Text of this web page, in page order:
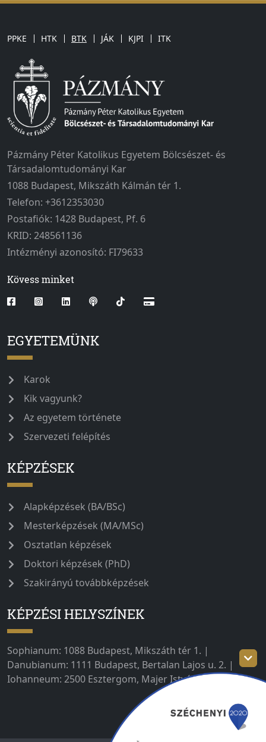
PPKE HTK BTK JÁK KJPI ITK
Pázmány Péter Katolikus Egyetem Bölcsészet- és
Társadalomtudományi Kar
1088 Budapest, Mikszáth Kálmán tér 1.
Telefon: +3612353030
Postafiók: 1428 Budapest, Pf. 6
KRID: 248561136
Intézményi azonosító: FI79633
Kövess minket
EGYETEMÜNK
Karok
Kik vagyunk?
Az egyetem története
Szervezeti felépítés
KÉPZÉSEK
Alapképzések (BA/BSc)
Mesterképzések (MA/MSc)
Osztatlan képzések
Doktori képzések (PhD)
Szakirányú továbbképzések
KÉPZÉSI HELYSZÍNEK
Sophianum: 1088 Budapest, Mikszáth tér 1. |
Danubianum: 1111 Budapest, Bertalan Lajos u. 2. |
Iohanneum: 2500 Esztergom, Majer István út 1–3.